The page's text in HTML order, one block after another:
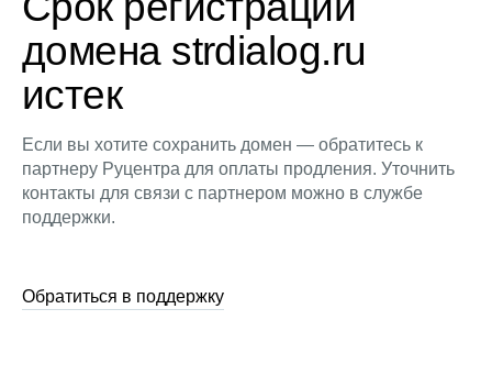
домена strdialog.ru
истек
Если вы хотите сохранить домен — обратитесь к
партнеру Руцентра для оплаты продления. Уточнить
контакты для связи с партнером можно в службе
поддержки.
Обратиться в поддержку